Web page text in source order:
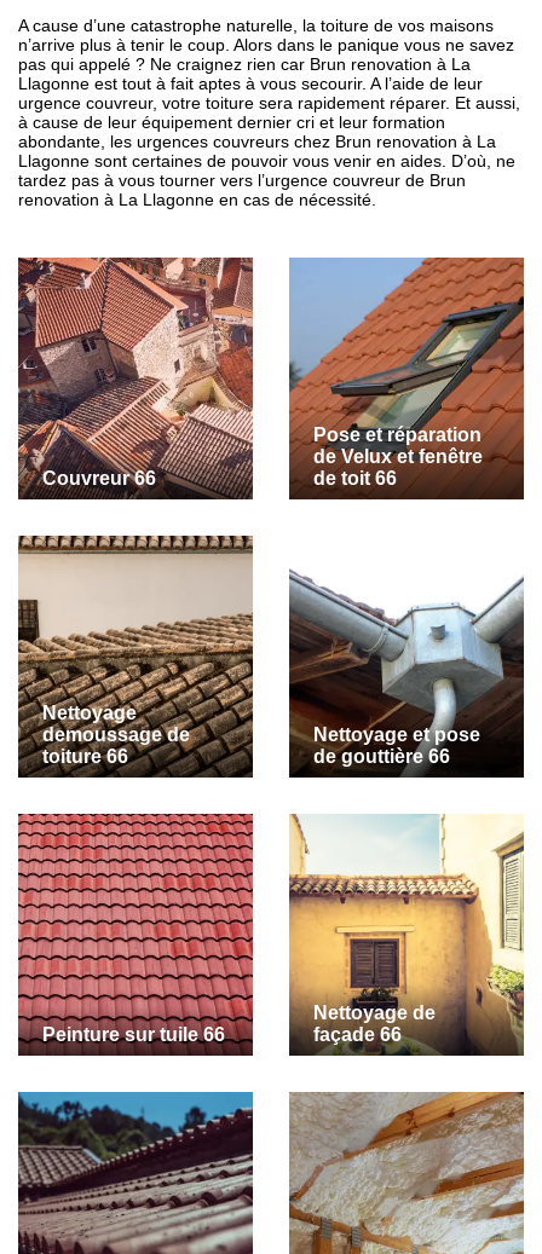
A cause d’une catastrophe naturelle, la toiture de vos maisons
n’arrive plus à tenir le coup. Alors dans le panique vous ne savez
pas qui appelé ? Ne craignez rien car Brun renovation à La
Llagonne est tout à fait aptes à vous secourir. A l’aide de leur
urgence couvreur, votre toiture sera rapidement réparer. Et aussi,
à cause de leur équipement dernier cri et leur formation
abondante, les urgences couvreurs chez Brun renovation à La
Llagonne sont certaines de pouvoir vous venir en aides. D’où, ne
tardez pas à vous tourner vers l’urgence couvreur de Brun
renovation à La Llagonne en cas de nécessité.
Couvreur 66
Pose et réparation
de Velux et fenêtre
de toit 66
Nettoyage
demoussage de
toiture 66
Nettoyage et pose
de gouttière 66
Peinture sur tuile 66
Nettoyage de
façade 66